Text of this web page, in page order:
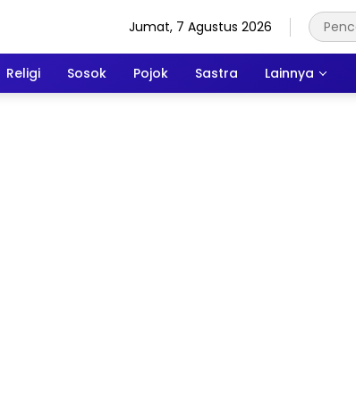
Jumat, 7 Agustus 2026
Religi Sosok Pojok Sastra Lainnya